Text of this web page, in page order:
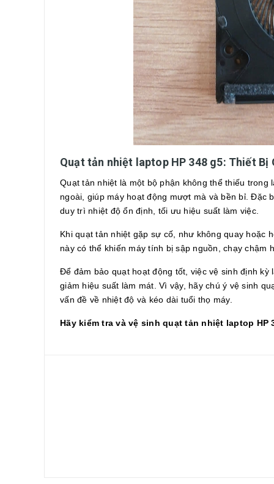
Quạt tản nhiệt laptop HP 348 g5: Thiết Bị
Quạt tản nhiệt là một bộ phận không thể thiếu
ngoài, giúp máy hoạt động mượt mà và bền bỉ. Đặc
duy trì nhiệt độ ổn định, tối ưu hiệu suất làm việc.
Khi quạt tản nhiệt gặp sự cố, như không quay hoặc
này có thể khiến máy tính bị sập nguồn, chạy chậm
Để đảm bảo quạt hoạt động tốt, việc vệ sinh định
giảm hiệu suất làm mát. Vì vậy, hãy chú ý vệ sinh
vấn đề về nhiệt độ và kéo dài tuổi thọ máy.
Hãy kiểm tra và vệ sinh quạt tản nhiệt laptop